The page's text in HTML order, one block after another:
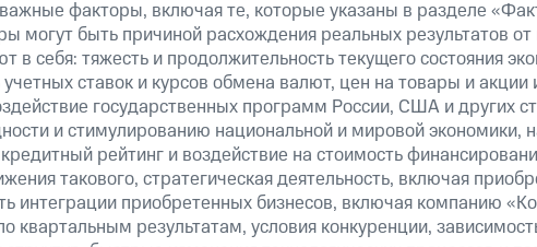
факторы, включая те, которые указаны в разделе
могут быть причиной расхождения реальных результатов от
в себя: тяжесть и продолжительность текущего состояния
ставок и курсов обмена валют, цен на товары и акции
государственных программ России, США и других
и стимулированию национальной и мировой экономики,
рейтинг и воздействие на стоимость
такового, стратегическая деятельность, включая
интеграции приобретенных бизнесов, включая компанию
квартальным результатам, условия конкуренции,